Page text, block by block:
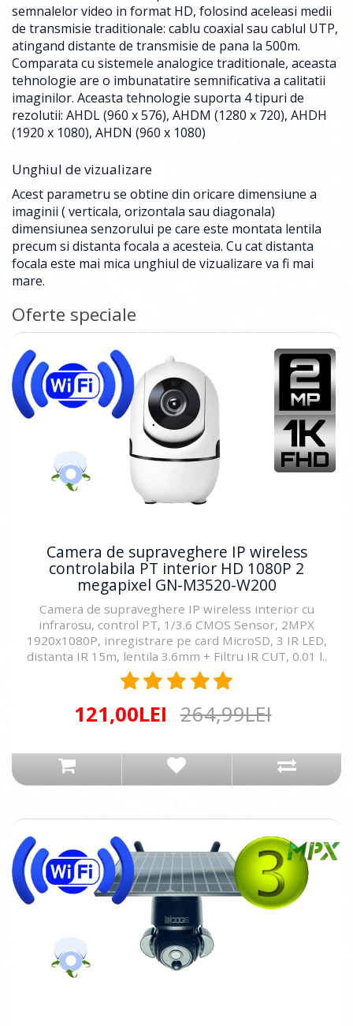
semnalelor video in format HD, folosind aceleasi medii
de transmisie traditionale: cablu coaxial sau cablul UTP,
atingand distante de transmisie de pana la 500m.
Comparata cu sistemele analogice traditionale, aceasta
tehnologie are o imbunatatire semnificativa a calitatii
imaginilor. Aceasta tehnologie suporta 4 tipuri de
rezolutii: AHDL (960 x 576), AHDM (1280 x 720), AHDH
(1920 x 1080), AHDN (960 x 1080)
Unghiul de vizualizare
Acest parametru se obtine din oricare dimensiune a
imaginii ( verticala, orizontala sau diagonala)
dimensiunea senzorului pe care este montata lentila
precum si distanta focala a acesteia. Cu cat distanta
focala este mai mica unghiul de vizualizare va fi mai
mare.
Oferte speciale
Camera de supraveghere IP wireless
controlabila PT interior HD 1080P 2
megapixel GN-M3520-W200
Camera de supraveghere IP wireless interior cu
infrarosu, control PT, 1/3.6 CMOS Sensor, 2MPX
1920x1080P, inregistrare pe card MicroSD, 3 IR LED,
distanta IR 15m, lentila 3.6mm + Filtru IR CUT, 0.01 l..
121,00LEI 264,99LEI